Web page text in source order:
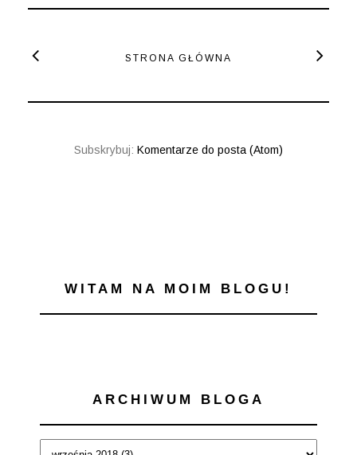
STRONA GŁÓWNA
Subskrybuj: Komentarze do posta (Atom)
WITAM NA MOIM BLOGU!
ARCHIWUM BLOGA